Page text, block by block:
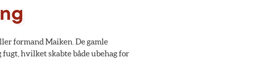
formand Maiken. De gamle
hvilket skabte både ubehag for